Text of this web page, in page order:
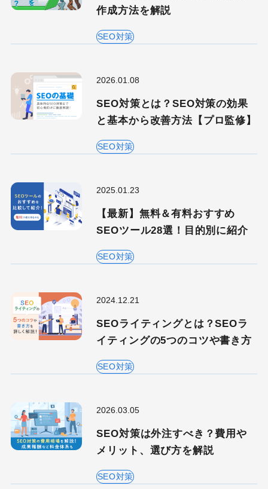
キーワードから記事を検索
カテゴリーから記事を検索
人気のキーワード
Googleアナリティクス
Google広告
Shopify
Webサイトリニューアル
Webマーケティングツール
アクセス解析
インフルエンサーマーケTips
オウンドメディア
コーポレートサイト
サイト改善
ディスプレイ広告
フレームワーク
ホワイトペーパー
メルマガ
リスティング広告
調査レポート
作成方法を解説
SEO対策
2026.01.08
SEO対策とは？SEO対策の効果
と基本から改善方法【プロ監修】
SEO対策
2025.01.23
【最新】無料＆有料おすすめ
SEOツール28選！目的別に紹介
SEO対策
2024.12.21
SEOライティングとは？SEOラ
イティングの5つのコツや書き方
SEO対策
2026.03.05
SEO対策は外注すべき？費用や
メリット、選び方を解説
SEO対策